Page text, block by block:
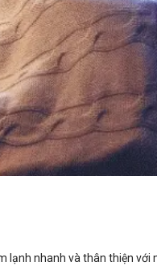
lạnh nhanh và thân thiện với